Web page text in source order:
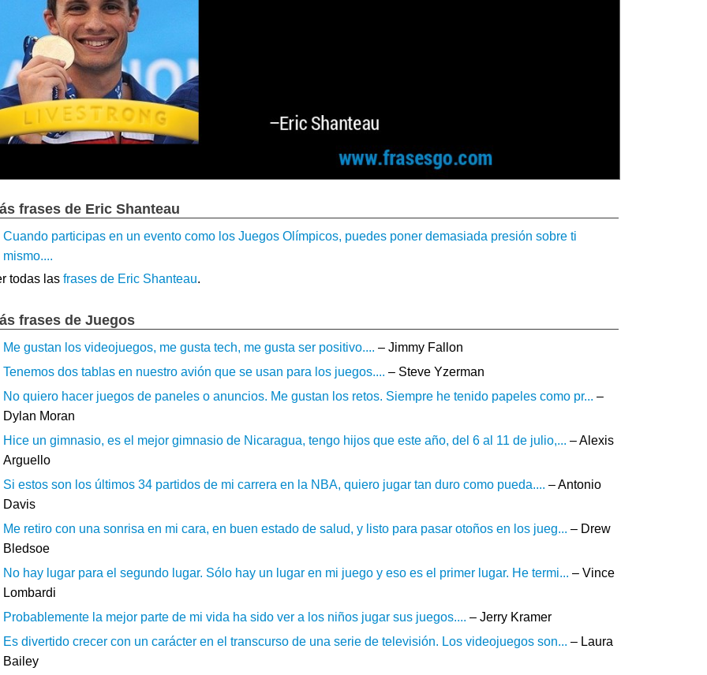
frases de Eric Shanteau
Cuando participas en un evento como los Juegos Olímpicos, puedes poner demasiada presión sobre ti
mismo....
todas las frases de Eric Shanteau.
frases de Juegos
Me gustan los videojuegos, me gusta tech, me gusta ser positivo.... – Jimmy Fallon
Tenemos dos tablas en nuestro avión que se usan para los juegos.... – Steve Yzerman
No quiero hacer juegos de paneles o anuncios. Me gustan los retos. Siempre he tenido papeles como pr... –
Dylan Moran
Hice un gimnasio, es el mejor gimnasio de Nicaragua, tengo hijos que este año, del 6 al 11 de julio,... – Alexis
Arguello
Si estos son los últimos 34 partidos de mi carrera en la NBA, quiero jugar tan duro como pueda.... – Antonio
Davis
Me retiro con una sonrisa en mi cara, en buen estado de salud, y listo para pasar otoños en los jueg... – Drew
Bledsoe
No hay lugar para el segundo lugar. Sólo hay un lugar en mi juego y eso es el primer lugar. He termi... – Vince
Lombardi
Probablemente la mejor parte de mi vida ha sido ver a los niños jugar sus juegos.... – Jerry Kramer
Es divertido crecer con un carácter en el transcurso de una serie de televisión. Los videojuegos son... – Laura
Bailey